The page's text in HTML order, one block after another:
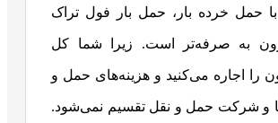
حمل خرده بار، حمل بار فول تراک
به صرفه‌تر است. زیرا شما کل
را اجاره می‌کنید و هزینه‌های حمل و
و شرکت حمل و نقل تقسیم نمی‌شود.